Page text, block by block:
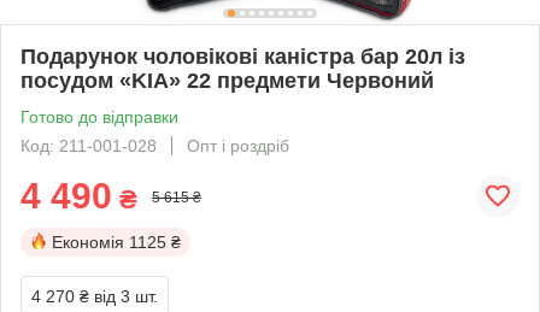
Подарунок чоловікові каністра бар 20л із
посудом «KIA» 22 предмети Червоний
Готово до відправки
Код: 211-001-028
Опт і роздріб
4 490 ₴ 5 615 ₴
Економія 1125 ₴
4 270 ₴ від 3 шт.